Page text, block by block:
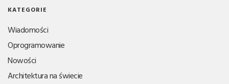
KATEGORIE
Wiadomości
Oprogramowanie
Nowości
Architektura na świecie